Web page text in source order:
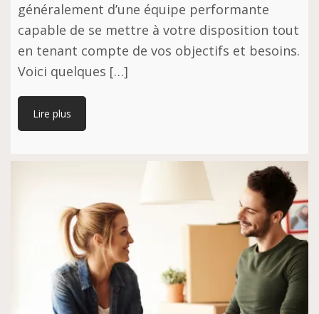
généralement d’une équipe performante
capable de se mettre à votre disposition tout
en tenant compte de vos objectifs et besoins.
Voici quelques […]
Lire plus